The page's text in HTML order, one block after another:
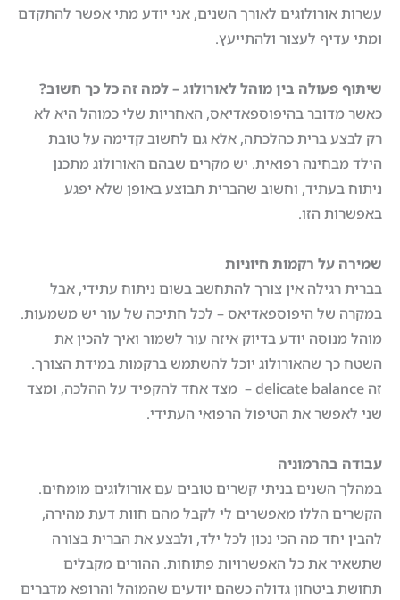
עשרות אורולוגים לאורך השנים, אני יודע מתי אפשר להתקדם
ומתי עדיף לעצור ולהתייעץ.
שיתוף פעולה בין מוהל לאורולוג – למה זה כל כך חשוב?
כאשר מדובר בהיפוספאדיאס, האחריות שלי כמוהל היא לא
רק לבצע ברית כהלכתה, אלא גם לחשוב קדימה על טובת
הילד מבחינה רפואית. יש מקרים שבהם האורולוג מתכנן
ניתוח בעתיד, וחשוב שהברית תבוצע באופן שלא יפגע
באפשרות הזו.
שמירה על רקמות חיוניות
בברית רגילה אין צורך להתחשב בשום ניתוח עתידי, אבל
במקרה של היפוספאדיאס – לכל חתיכה של עור יש משמעות.
מוהל מנוסה יודע בדיוק איזה עור לשמור ואיך להכין את
השטח כך שהאורולוג יוכל להשתמש ברקמות במידת הצורך.
זה delicate balance – מצד אחד להקפיד על ההלכה, ומצד
שני לאפשר את הטיפול הרפואי העתידי.
עבודה בהרמוניה
במהלך השנים בניתי קשרים טובים עם אורולוגים מומחים.
הקשרים הללו מאפשרים לי לקבל מהם חוות דעת מהירה,
להבין יחד מה הכי נכון לכל ילד, ולבצע את הברית בצורה
שתשאיר את כל האפשרויות פתוחות. ההורים מקבלים
תחושת ביטחון גדולה כשהם יודעים שהמוהל והרופא מדברים